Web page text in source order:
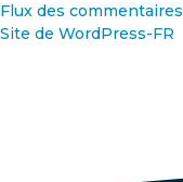
Flux des commentaires
Site de WordPress-FR